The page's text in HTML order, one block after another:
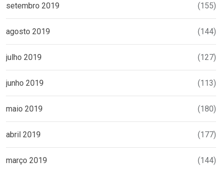
setembro 2019 (155)
agosto 2019 (144)
julho 2019 (127)
junho 2019 (113)
maio 2019 (180)
abril 2019 (177)
março 2019 (144)